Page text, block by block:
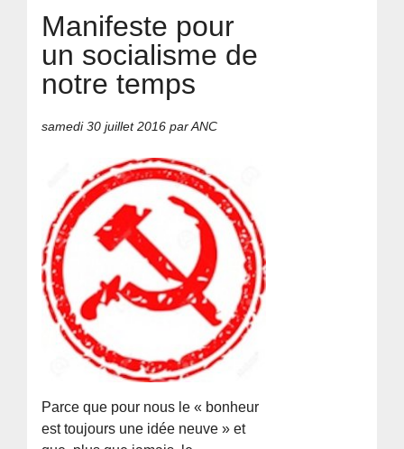
Manifeste pour
un socialisme de
notre temps
samedi 30 juillet 2016 par ANC
Parce que pour nous le « bonheur
est toujours une idée neuve » et